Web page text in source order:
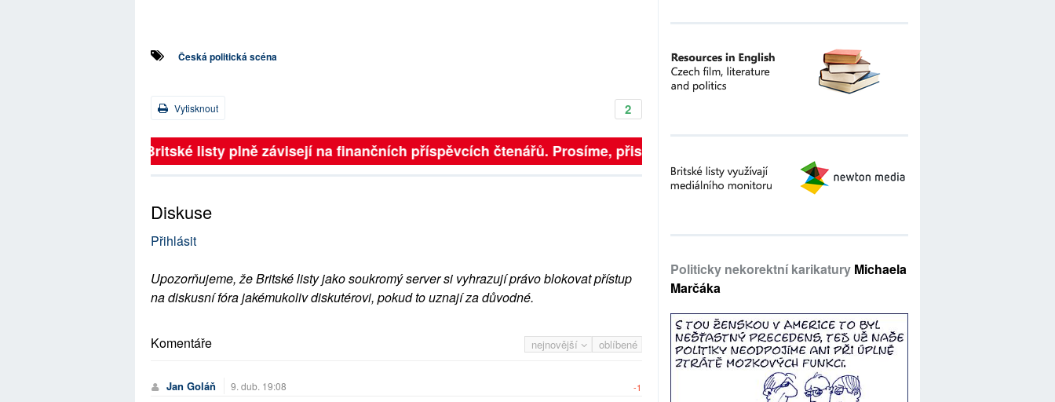
Česká politická scéna
2
Vytisknout
Britské listy plně závisejí na finančních příspěvcích čtenářů. Prosíme, přispějte. ➥
Diskuse
Přihlásit
Upozorňujeme, že Britské listy jako soukromý server si vyhrazují právo blokovat přístup
na diskusní fóra jakémukoliv diskutérovi, pokud to uznají za důvodné.
nejnovější oblíbené
Komentáře
Jan Goláň 9. dub. 19:08 -1
Politicky nekorektní karikatury Michaela
Marčáka